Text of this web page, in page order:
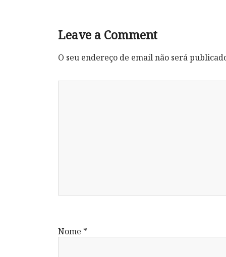
Leave a Comment
O seu endereço de email não será
Nome *